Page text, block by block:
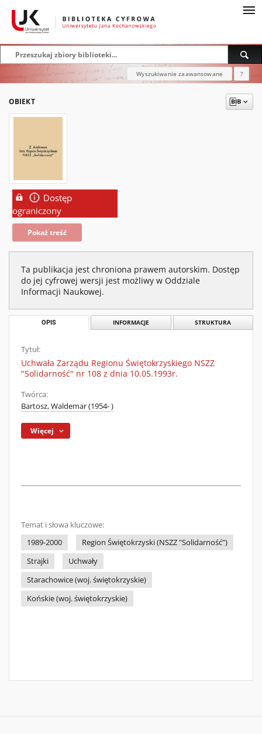
Wyszukiwanie zaawansowane ?
OBIEKT
Dostęp
ograniczony
Pokaż treść
Ta publikacja jest chroniona prawem autorskim. Dostęp
do jej cyfrowej wersji jest możliwy w Oddziale
Informacji Naukowej.
OPIS INFORMACJE STRUKTURA
Tytuł:
Uchwała Zarządu Regionu Świętokrzyskiego NSZZ
"Solidarność" nr 108 z dnia 10.05.1993r.
Twórca:
Bartosz, Waldemar (1954- )
Więcej
Temat i słowa kluczowe:
1989-2000
Region Świętokrzyski (NSZZ "Solidarność")
Strajki
Uchwały
Starachowice (woj. świętokrzyskie)
Końskie (woj. świętokrzyskie)